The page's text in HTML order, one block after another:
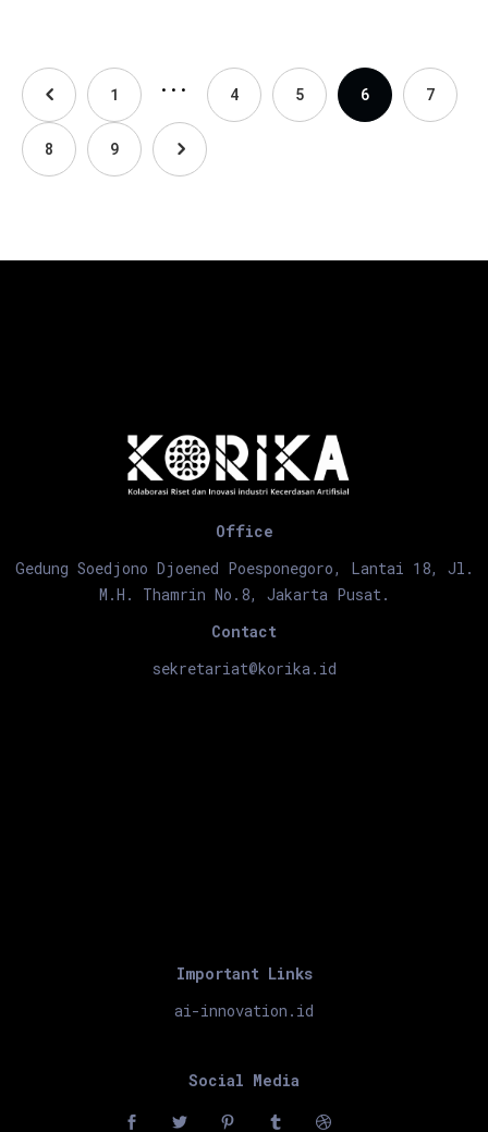
1 ... 4 5 6 7
8 9
Office
Gedung Soedjono Djoened Poesponegoro, Lantai 18, Jl.
M.H. Thamrin No.8, Jakarta Pusat.
Contact
sekretariat@korika.id
Important Links
ai-innovation.id
Social Media